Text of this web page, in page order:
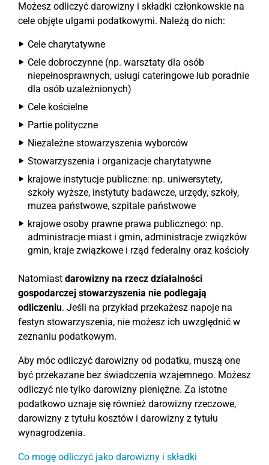
Możesz odliczyć darowizny i składki członkowskie na
cele objęte ulgami podatkowymi. Należą do nich:
Cele charytatywne
Cele dobroczynne (np. warsztaty dla osób
niepełnosprawnych, usługi cateringowe lub poradnie
dla osób uzależnionych)
Cele kościelne
Partie polityczne
Niezależne stowarzyszenia wyborców
Stowarzyszenia i organizacje charytatywne
krajowe instytucje publiczne: np. uniwersytety,
szkoły wyższe, instytuty badawcze, urzędy, szkoły,
muzea państwowe, szpitale państwowe
krajowe osoby prawne prawa publicznego: np.
administracje miast i gmin, administracje związków
gmin, kraje związkowe i rząd federalny oraz kościoły
Natomiast darowizny na rzecz działalności
gospodarczej stowarzyszenia nie podlegają
odliczeniu. Jeśli na przykład przekażesz napoje na
festyn stowarzyszenia, nie możesz ich uwzględnić w
zeznaniu podatkowym.
Aby móc odliczyć darowizny od podatku, muszą one
być przekazane bez świadczenia wzajemnego. Możesz
odliczyć nie tylko darowizny pieniężne. Za istotne
podatkowo uznaje się również darowizny rzeczowe,
darowizny z tytułu kosztów i darowizny z tytułu
wynagrodzenia.
Co mogę odliczyć jako darowizny i składki